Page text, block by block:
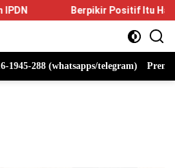
Berpikir Positif Itu Harus H
1945-288 (whatsapps/telegram)